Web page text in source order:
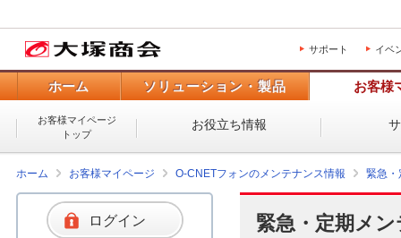
サポート イベ
ホーム ソリューション・製品 お客様
お客様マイページ
トップ
お役立ち情報
ホーム お客様マイページ O-CNETフォンのメンテナンス情報 緊急・
緊急・定期メ
ログイン